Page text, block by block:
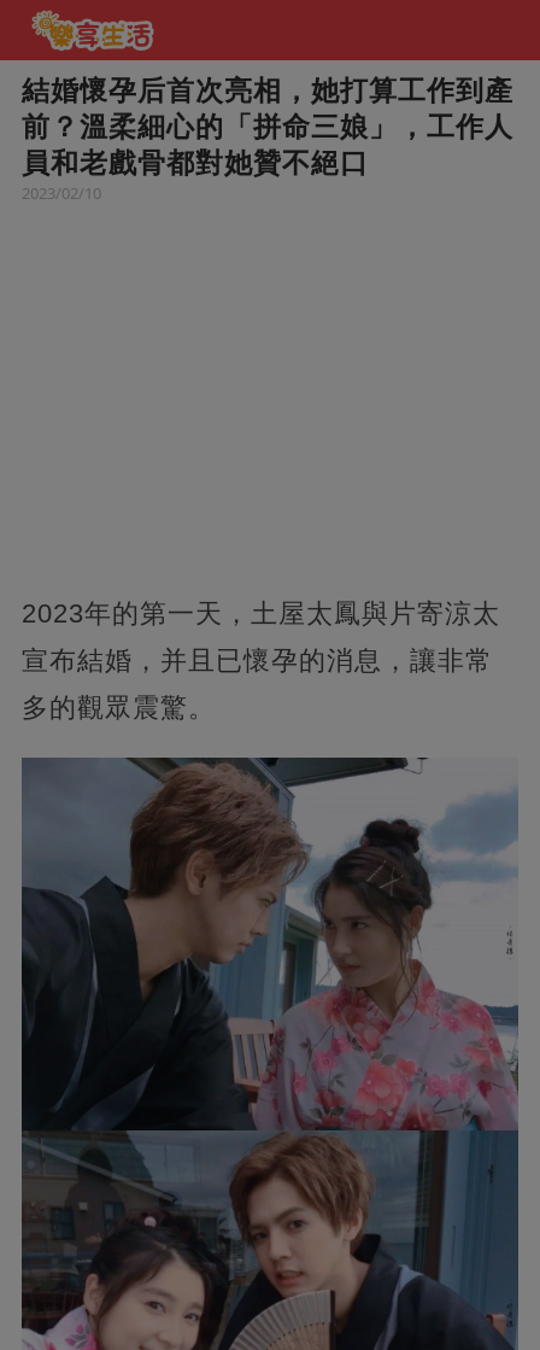
結婚懷孕后首次亮相，她打算工作到產
前？溫柔細心的「拼命三娘」，工作人
員和老戲骨都對她贊不絕口
2023/02/10
2023年的第一天，土屋太鳳與片寄涼太
宣布結婚，并且已懷孕的消息，讓非常
多的觀眾震驚。